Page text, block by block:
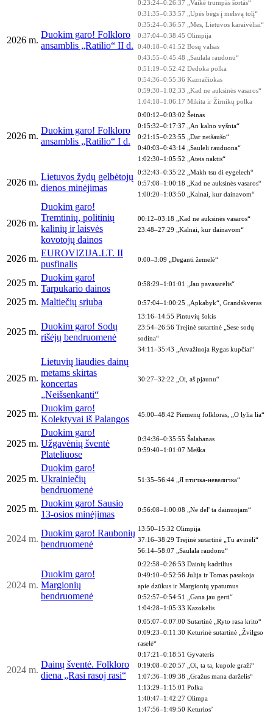
2026 m.
Duokim garo! Folkloro
ansamblis „Ratilio“ II d.
0:23:24–0:26:37 „Vaikē trumpās šortās“
0:31:35–0:33:57 „Upės bėgs į melsvą tolį“
0:35:24–0:36:57 „Mes, Lietuvos karaivėliai“
0:37:04–0:38:45 Olimpija
0:40:18–0:41:52 Bosų valsas
0:43:55–0:45:48 „Saulala raudonu“
0:51:19–0:52:42 Dedoka polka
0:54:36–0:55:36 Kaznačiokas
0:59:30–1:02:33 „Kad ne auksinės vasaros“
1:04:18–1:06:17 Mikita ir Žirnikų polka
2026 m.
Duokim garo! Folkloro
ansamblis „Ratilio“ I d.
0:00:12–0:03:02 Šeinas
0:15:32–0:17:37 „An kalno vyšnia“
0:21:15–0:23:55 „Dar neišaušo“
0:40:03–0:43:14 „Sauleli rauduona“
1:02:30–1:05:52 „Ateis naktis“
2026 m.
Lietuvos žydų gelbėtojų
dienos minėjimas
0:32:43–0:35:22 „Makh tsu di eygelech“
0:57:08–1:00:18 „Kad ne auksinės vasaros“
1:00:20–1:03:50 „Kalnai, kur dainavom“
2026 m.
Duokim garo!
Tremtinių, politinių
kalinių ir laisvės
kovotojų dainos
00:12–03:18 „Kad ne auksinės vasaros“
23:48–27:29 „Kalnai, kur dainavom“
2026 m.
EUROVIZIJA.LT. II
pusfinalis
0:00–3:09 „Deganti žemelė“
2025 m.
Duokim garo!
Tarpukario dainos
0:58:29–1:01:01 „Jau pavasarėlis“
2025 m. Maltiečių sriuba 0:57:04–1:00:25 „Apkabyk“, Grandskveras
2025 m.
Duokim garo! Sodų
rišėjų bendruomenė
13:16–14:55 Pintuvių šokis
23:54–26:56 Trejinė sutartinė „Sese sodų
sodina“
34:11–35:43 „Atvažiuoja Rygas kupčiai“
2025 m.
Lietuvių liaudies dainų
metams skirtas
koncertas
„Neišsenkanti“
30:27–32:22 „Oi, aš pjaunu“
2025 m.
Duokim garo!
Kolektyvai iš Palangos
45:00–48:42 Piemenų folkloras, „O lylia lia“
2025 m.
Duokim garo!
Užgavėnių šventė
Plateliuose
0:34:36–0:35:55 Šalabanas
0:59:40–1:01:07 Meška
2025 m.
Duokim garo!
Ukrainiečių
bendruomenė
51:35–56:44 „Я птичка-невеличка“
2025 m.
Duokim garo! Sausio
13-osios minėjimas
0:56:08–1:00:08 „Ne del' ta dainuojam“
2024 m.
Duokim garo! Raubonių
bendruomenė
13:50–15:32 Olimpija
37:16–38:29 Trejinė sutartinė „Tu avinėli“
56:14–58:07 „Saulala raudonu“
2024 m.
Duokim garo!
Margionių
bendruomenė
0:22:58–0:26:53 Dainių kadrilius
0:49:10–0:52:56 Julija ir Tomas pasakoja
apie dzūkus ir Margionių ypatumus
0:52:57–0:54:51 „Gana jau gerti“
1:04:28–1:05:33 Kazokėlis
2024 m.
Dainų šventė. Folkloro
diena „Rasi rasoj rasi“
0:05:07–0:07:00 Sutartinė „Ryto rasa krito“
0:09:23–0:11:30 Keturinė sutartinė „Žvilgso
raselė“
0:17:21–0:18:51 Gyvateris
0:19:08–0:20:57 „Oi, ta ta, kupole graži“
1:07:36–1:09:38 „Gražus mana darželis“
1:13:29–1:15:01 Polka
1:40:47–1:42:27 Olimpa
1:47:56–1:49:50 Keturios’